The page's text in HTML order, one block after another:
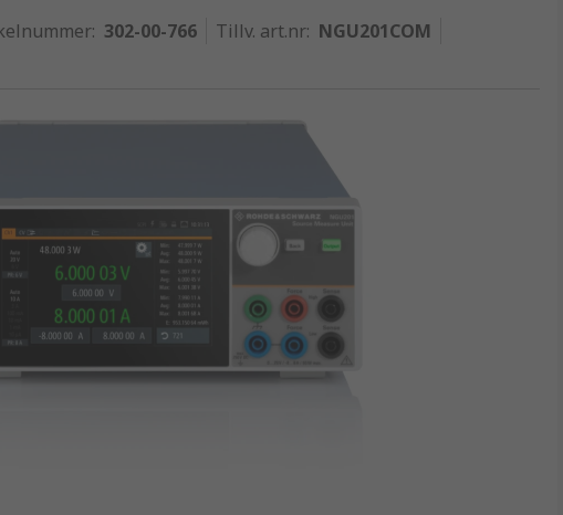
: 302-00-766 Tillv. art.nr: NGU201COM